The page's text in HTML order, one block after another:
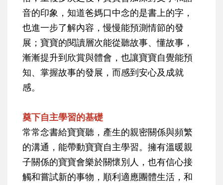
音的印象，知道爸媽口中念的是書上的字，
也進一步了解內容，慢慢能預測情節的發
展；寶寶的閱讀層次能從聽故事、懂故事，
漸漸提升到欣賞與體會，也讓寶寶自覺能預
知、掌握故事的發展，而感到安心及成就
感。
奠下自主學習的基礎
常常念書給寶寶聽，產生的親密關係與頻繁
的溝通，能帶動寶寶自主學習。擁有溫暖親
子關係的寶寶會樂於關懷別人，也有信心接
觸和嘗試新的事物，順利適應團體生活，和